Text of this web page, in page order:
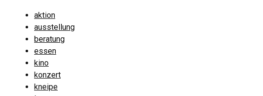
aktion
ausstellung
beratung
essen
kino
konzert
kneipe